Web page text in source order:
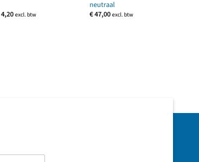
4,20excl. btw
neutraal
€47,00excl. btw